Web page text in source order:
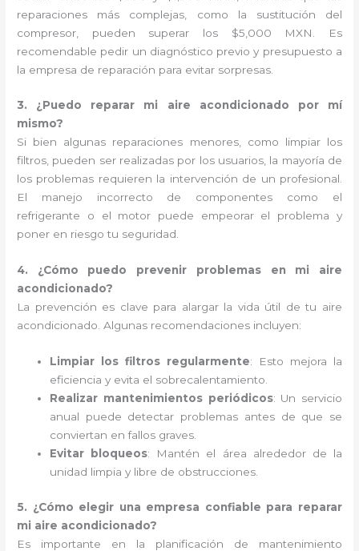
reparaciones más complejas, como la sustitución del
compresor, pueden superar los $5,000 MXN. Es
recomendable pedir un diagnóstico previo y presupuesto a
la empresa de reparación para evitar sorpresas.
3. ¿Puedo reparar mi aire acondicionado por mí
mismo?
Si bien algunas reparaciones menores, como limpiar los
filtros, pueden ser realizadas por los usuarios, la mayoría de
los problemas requieren la intervención de un profesional.
El manejo incorrecto de componentes como el
refrigerante o el motor puede empeorar el problema y
poner en riesgo tu seguridad.
4. ¿Cómo puedo prevenir problemas en mi aire
acondicionado?
La prevención es clave para alargar la vida útil de tu aire
acondicionado. Algunas recomendaciones incluyen:
Limpiar los filtros regularmente: Esto mejora la
eficiencia y evita el sobrecalentamiento.
Realizar mantenimientos periódicos: Un servicio
anual puede detectar problemas antes de que se
conviertan en fallos graves.
Evitar bloqueos: Mantén el área alrededor de la
unidad limpia y libre de obstrucciones.
5. ¿Cómo elegir una empresa confiable para reparar
mi aire acondicionado?
Es importante en la planificación de mantenimiento